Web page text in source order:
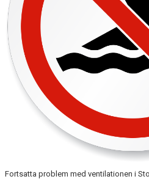
Fortsatta problem med ventilationen i